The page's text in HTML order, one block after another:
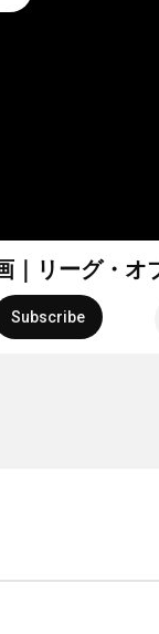
リーグ・オ
Subscribe